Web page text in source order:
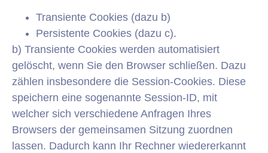
Transiente Cookies (dazu b)
Persistente Cookies (dazu c).
b) Transiente Cookies werden automatisiert
gelöscht, wenn Sie den Browser schließen. Dazu
zählen insbesondere die Session-Cookies. Diese
speichern eine sogenannte Session-ID, mit
welcher sich verschiedene Anfragen Ihres
Browsers der gemeinsamen Sitzung zuordnen
lassen. Dadurch kann Ihr Rechner wiedererkannt